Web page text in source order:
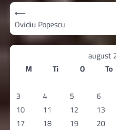
Indlægsnavigation
⟵
Ovidiu Popescu
august
M
Ti O To
3
4 5 6
10
11 12 13
17
18 19 20